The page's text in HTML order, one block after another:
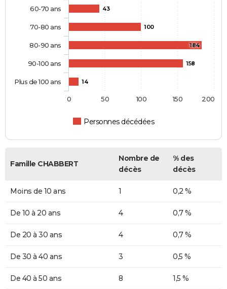
43
100
184
158
14
Personnes décédées
60-70 ans
70-80 ans
80-90 ans
90-100 ans
Plus de 100 ans
0 50 100 150 200
Famille CHABBERT
Nombre de
décès
% des
décès
Moins de 10 ans 1 0,2 %
De 10 à 20 ans 4 0,7 %
De 20 à 30 ans 4 0,7 %
De 30 à 40 ans 3 0,5 %
De 40 à 50 ans 8 1,5 %